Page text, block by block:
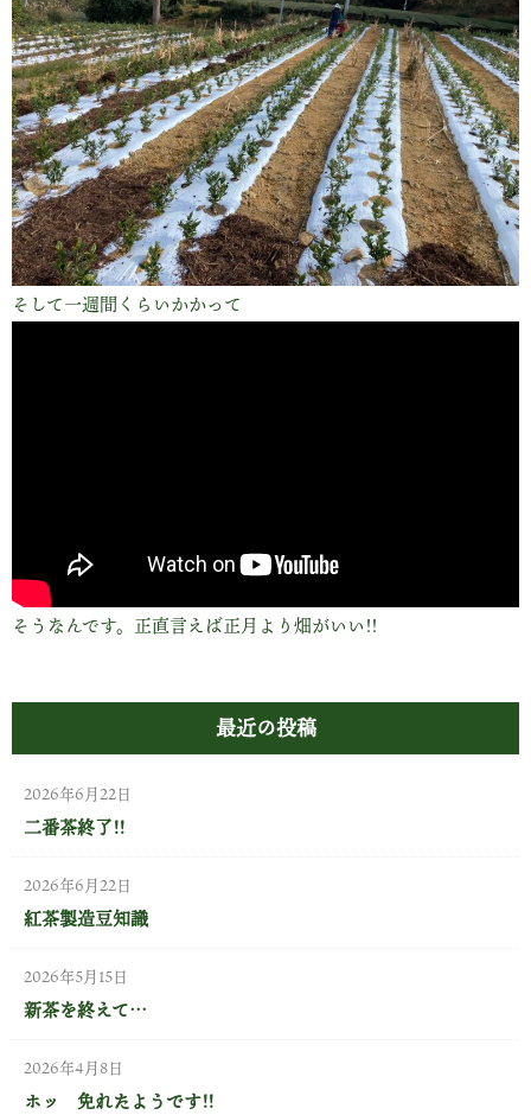
そして一週間くらいかかって
そうなんです。正直言えば正月より畑がいい!!
最近の投稿
二番茶終了!!
2026年6月22日
紅茶製造豆知識
2026年6月22日
新茶を終えて…
2026年5月15日
ホッ 免れたようです!!
2026年4月8日